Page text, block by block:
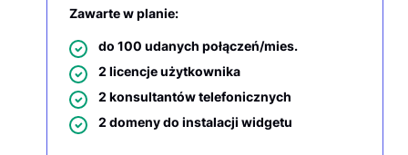
Zawarte w planie:
do 100 udanych połączeń/mies.
2 licencje użytkownika
2 konsultantów telefonicznych
2 domeny do instalacji widgetu